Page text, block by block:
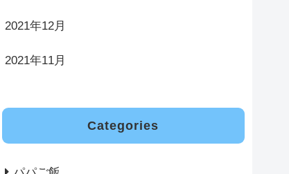
2021年12月
2021年11月
Categories